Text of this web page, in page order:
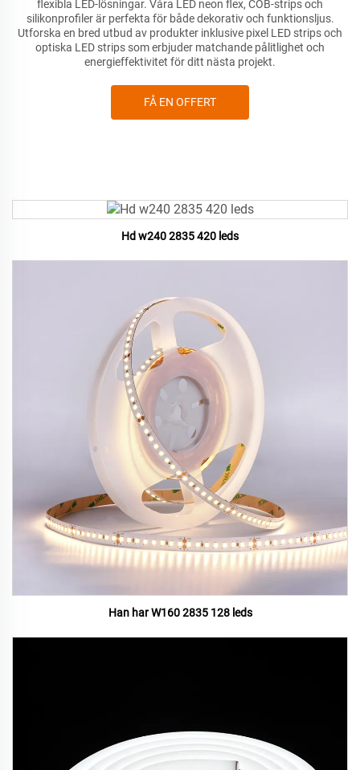
flexibla LED-lösningar. Våra LED neon flex, COB-strips och
silikonprofiler är perfekta för både dekorativ och funktionsljus.
Utforska en bred utbud av produkter inklusive pixel LED strips och
optiska LED strips som erbjuder matchande pålitlighet och
energieffektivitet för ditt nästa projekt.
FÅ EN OFFERT
Hd w240 2835 420 leds
Han har W160 2835 128 leds